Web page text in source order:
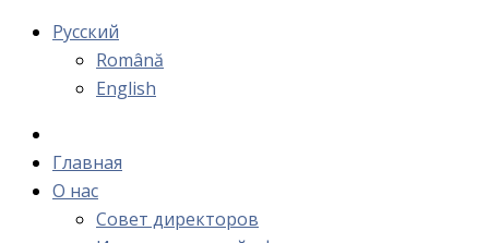
Русский
Română
English
Главная
О нас
Cовет директоров